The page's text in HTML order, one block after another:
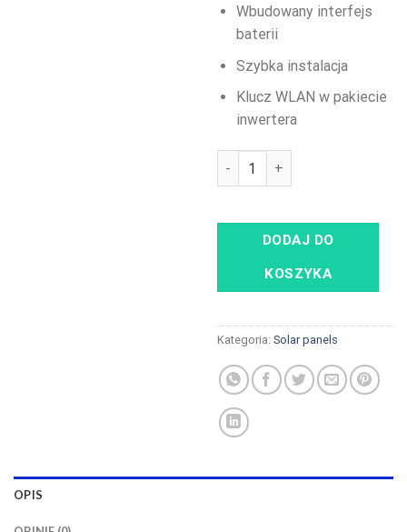
Wbudowany interfejs
baterii
Szybka instalacja
Klucz WLAN w pakiecie
inwertera
ilość Huawei SUN2000 8kW
DODAJ DO
KOSZYKA
Kategoria: Solar panels
OPIS